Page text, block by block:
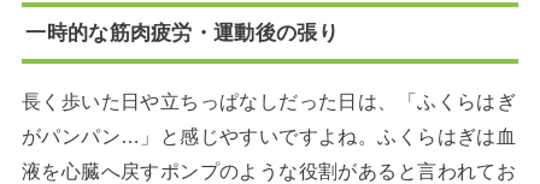
一時的な筋肉疲労・運動後の張り
長く歩いた日や立ちっぱなしだった日は、「ふくらはぎ
がパンパン…」と感じやすいですよね。ふくらはぎは血
液を心臓へ戻すポンプのような役割があると言われてお